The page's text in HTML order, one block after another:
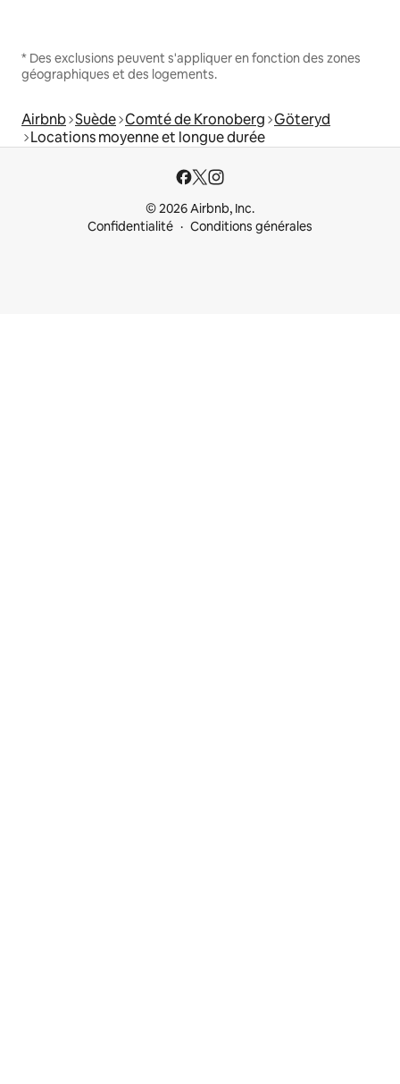
* Des exclusions peuvent s'appliquer en fonction des zones
géographiques et des logements.
Airbnb Suède Comté de Kronoberg Göteryd
Locations moyenne et longue durée
© 2026 Airbnb, Inc.
Confidentialité
Conditions générales